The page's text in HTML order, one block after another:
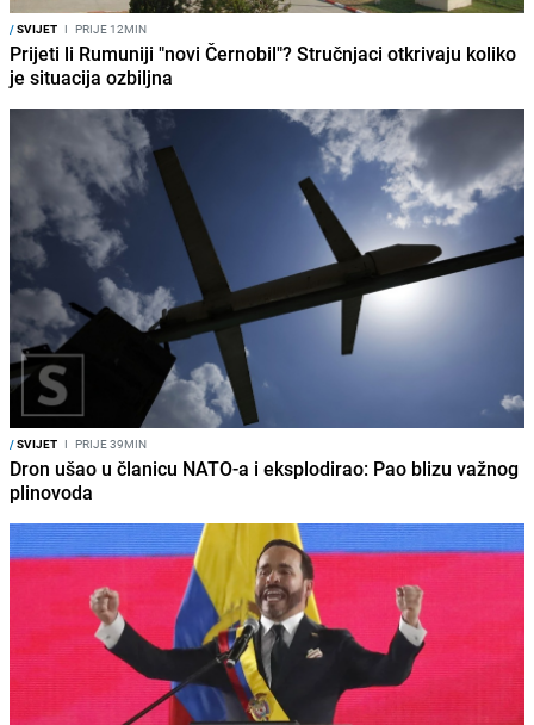
/SVIJET I PRIJE 12MIN
Prijeti li Rumuniji "novi Černobil"? Stručnjaci otkrivaju koliko
je situacija ozbiljna
/SVIJET I PRIJE 39MIN
Dron ušao u članicu NATO-a i eksplodirao: Pao blizu važnog
plinovoda